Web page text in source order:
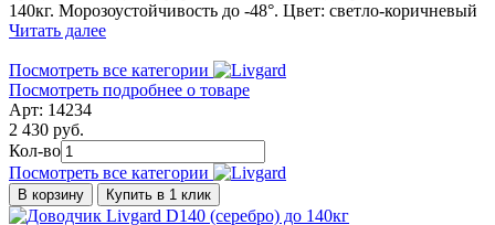
140кг. Морозоустойчивость до -48°. Цвет: светло-коричневый
Читать далее
Посмотреть все категории
Посмотреть подробнее о товаре
Арт: 14234
2 430 руб.
Кол-во
Посмотреть все категории
В корзину Купить в 1 клик